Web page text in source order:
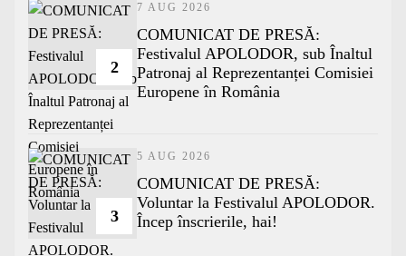
2
7 AUG 2026
COMUNICAT DE PRESĂ:
Festivalul APOLODOR, sub Înaltul
Patronaj al Reprezentanței Comisiei
Europene în România
3
5 AUG 2026
COMUNICAT DE PRESĂ:
Voluntar la Festivalul APOLODOR.
Încep înscrierile, hai!